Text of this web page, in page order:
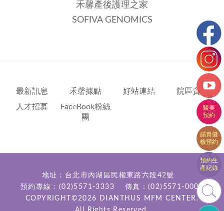
禾馨產後護理之家
SOFIVA GENOMICS
最新訊息 禾馨據點 好站連結
院區資訊
人才招募
FaceBook粉絲
團
地址：台北市內湖區民權東路六段42號
預約專線： (02)5571-3333
傳真：(02)5571-0000
COPYRIGHT©2026
DIANTHUS MFM CENTER.